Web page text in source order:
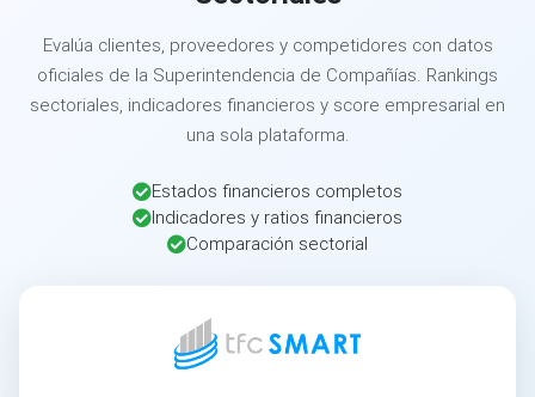
Evalúa clientes, proveedores y competidores con datos
oficiales de la Superintendencia de Compañías. Rankings
sectoriales, indicadores financieros y score empresarial en
una sola plataforma.
Estados financieros completos
Indicadores y ratios financieros
Comparación sectorial